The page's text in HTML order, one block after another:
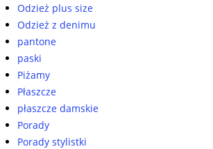
Odzież plus size
Odzież z denimu
pantone
paski
Piżamy
Płaszcze
płaszcze damskie
Porady
Porady stylistki